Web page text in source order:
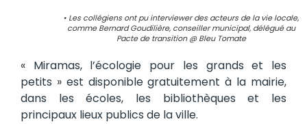
• Les collégiens ont pu interviewer des acteurs de la vie locale,
comme Bernard Goudilière, conseiller municipal, délégué au
Pacte de transition @ Bleu Tomate
« Miramas, l’écologie pour les grands et les
petits » est disponible gratuitement à la mairie,
dans les écoles, les bibliothèques et les
principaux lieux publics de la ville.